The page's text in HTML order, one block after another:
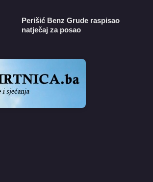
Perišić Benz Grude raspisao
natječaj za posao